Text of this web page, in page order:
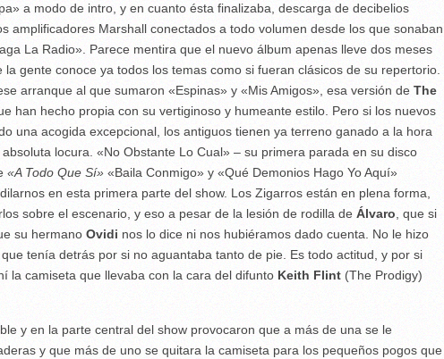
a modo de intro, y en cuanto ésta finalizaba, descarga de decibelios
amplificadores Marshall conectados a todo volumen desde los que sonaban
La Radio». Parece mentira que el nuevo álbum apenas lleve dos meses
la gente conoce ya todos los temas como si fueran clásicos de su repertorio.
arranque al que sumaron «Espinas» y «Mis Amigos», esa versión de The
han hecho propia con su vertiginoso y humeante estilo. Pero si los nuevos
una acogida excepcional, los antiguos tienen ya terreno ganado a la hora
locura. «No Obstante Lo Cual» – su primera parada en su disco
«A Todo Que Sí» «Baila Conmigo» y «Qué Demonios Hago Yo Aquí»
en esta primera parte del show. Los Zigarros están en plena forma,
sobre el escenario, y eso a pesar de la lesión de rodilla de Álvaro, que si
su hermanoOvidi nos lo dice ni nos hubiéramos dado cuenta. No le hizo
tenía detrás por si no aguantaba tanto de pie. Es todo actitud, y por si
la camiseta que llevaba con la cara del difunto Keith Flint(The Prodigy)
y en la parte central del show provocaron que a más de una se le
y que más de uno se quitara la camiseta para los pequeños pogos que